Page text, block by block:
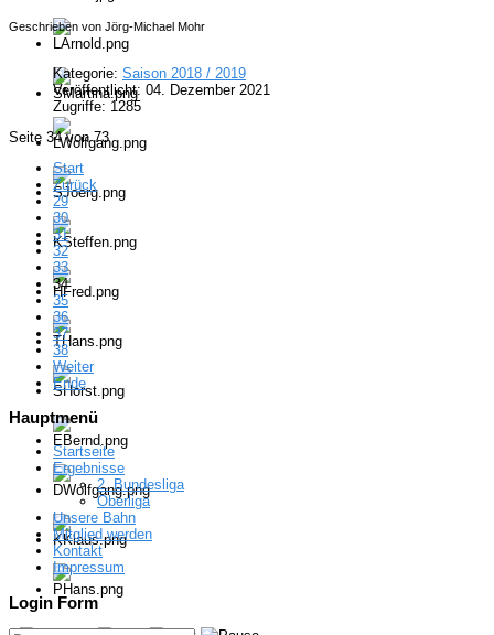
Geschrieben von Jörg-Michael Mohr
Kategorie: Saison 2018 / 2019
Veröffentlicht: 04. Dezember 2021
Zugriffe: 1285
Seite 34 von 73
Start
Zurück
29
30
31
32
33
34
35
36
37
38
Weiter
Ende
Hauptmenü
Startseite
Ergebnisse
2. Bundesliga
Oberliga
Unsere Bahn
Mitglied werden
Kontakt
Impressum
Login Form